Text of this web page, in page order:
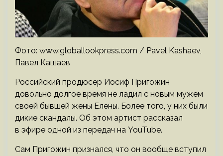
Фото: www.globallookpress.com / Pavel Kashaev,
Павел Кашаев
Российский продюсер Иосиф Пригожин
довольно долгое время не ладил с новым мужем
своей бывшей жены Елены. Более того, у них были
дикие скандалы. Об этом артист рассказал
в эфире одной из передач на YouTube.
Сам Пригожин признался, что он вообще вступил